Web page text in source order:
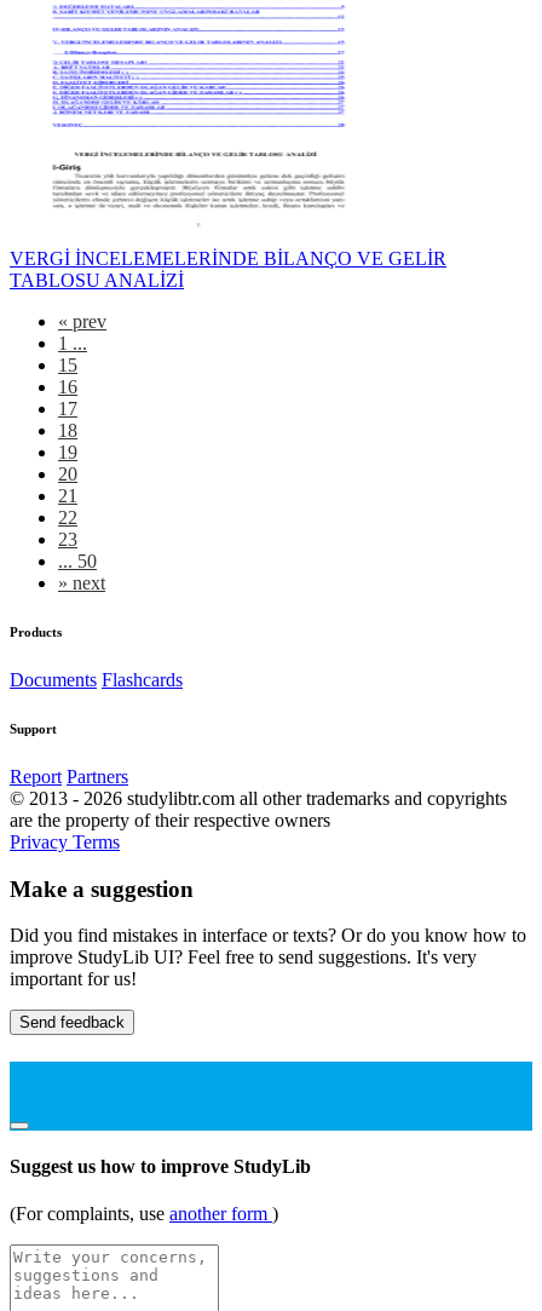
VERGİ İNCELEMELERİNDE BİLANÇO VE GELİR
TABLOSU ANALİZİ
« prev
1 ...
15
16
17
18
19
20
21
22
23
... 50
» next
Products
Documents Flashcards
Support
Report Partners
© 2013 - 2026 studylibtr.com all other trademarks and copyrights
are the property of their respective owners
Privacy Terms
Make a suggestion
Did you find mistakes in interface or texts? Or do you know how to
improve StudyLib UI? Feel free to send suggestions. It's very
important for us!
Send feedback
Suggest us how to improve StudyLib
(For complaints, use another form )